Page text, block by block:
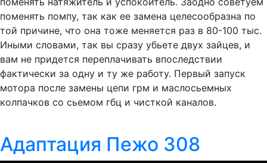
поменять помпу, так как ее замена целесообразна по
той причине, что она тоже меняется раз в 80-100 тыс.
Иными словами, так вы сразу убьете двух зайцев, и
вам не придется переплачивать впоследствии
фактически за одну и ту же работу. Первый запуск
мотора после замены цепи грм и маслосьемных
колпачков со сьемом гбц и чисткой каналов.
Адаптация Пежо 308